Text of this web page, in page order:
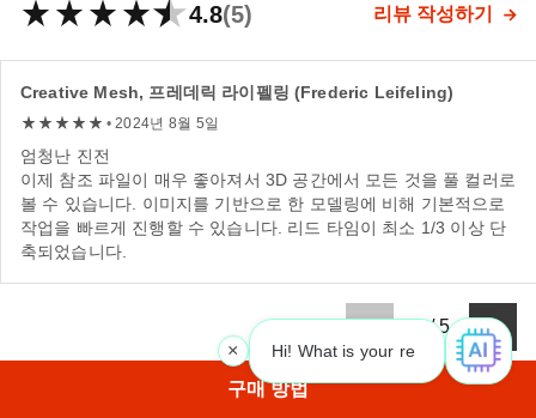
4.8(5) 리뷰 작성하기
Creative Mesh, 프레데릭 라이펠링 (Frederic Leifeling)
• 2024년 8월 5일
엄청난 진전
이제 참조 파일이 매우 좋아져서 3D 공간에서 모든 것을 풀 컬러로
볼 수 있습니다. 이미지를 기반으로 한 모델링에 비해 기본적으로
작업을 빠르게 진행할 수 있습니다. 리드 타임이 최소 1/3 이상 단
축되었습니다.
1/5
Hi! What is your request? 👀
구매 방법